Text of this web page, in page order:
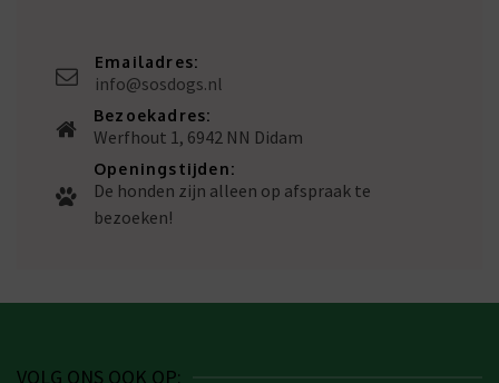
Emailadres:
info@sosdogs.nl
Bezoekadres:
Werfhout 1, 6942 NN Didam
Openingstijden:
De honden zijn alleen op afspraak te
bezoeken!
VOLG ONS OOK OP: